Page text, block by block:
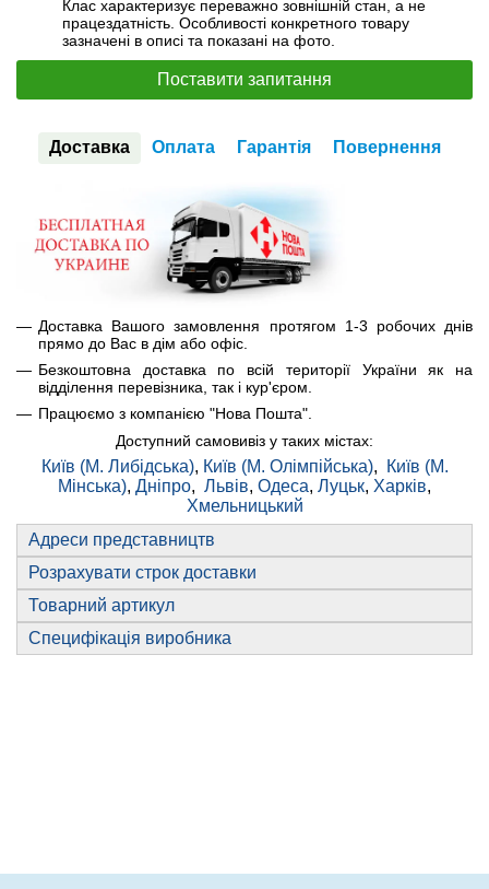
Клас характеризує переважно зовнішній стан, а не
працездатність. Особливості конкретного товару
зазначені в описі та показані на фото.
Поставити запитання
Доставка Оплата Гарантія Повернення
Доставка Вашого замовлення протягом 1-3 робочих днів
прямо до Вас в дім або офіс.
Безкоштовна доставка по всій території України як на
відділення перевізника, так і кур'єром.
Працюємо з компанією "Нова Пошта".
Доступний самовивіз у таких містах:
Київ (М. Либідська), Київ (М. Олімпійська),
Київ (М.
Мінська), Дніпро, Львів, Одеса, Луцьк, Харків,
Хмельницький
Адреси представництв
Розрахувати строк доставки
Товарний артикул
Специфікація виробника